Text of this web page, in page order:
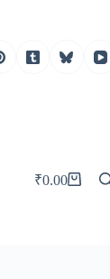
Shopping
₹0.00